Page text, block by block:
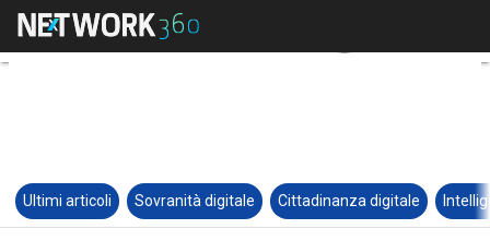
Ultimi articoli Sovranità digitale Cittadinanza digitale